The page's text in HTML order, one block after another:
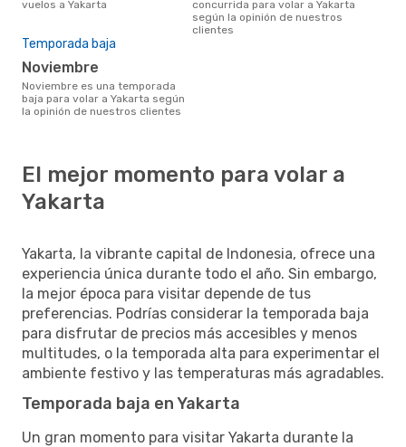
vuelos a Yakarta
concurrida para volar a Yakarta
según la opinión de nuestros
clientes
Temporada baja
noviembre
noviembre es una temporada
baja para volar a Yakarta según
la opinión de nuestros clientes
El mejor momento para volar a
Yakarta
Yakarta, la vibrante capital de Indonesia, ofrece una
experiencia única durante todo el año. Sin embargo,
la mejor época para visitar depende de tus
preferencias. Podrías considerar la temporada baja
para disfrutar de precios más accesibles y menos
multitudes, o la temporada alta para experimentar el
ambiente festivo y las temperaturas más agradables.
Temporada baja en Yakarta
Un gran momento para visitar Yakarta durante la